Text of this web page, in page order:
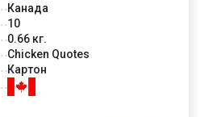
Канада
10
0.66 кг.
Chicken Quotes
Картон